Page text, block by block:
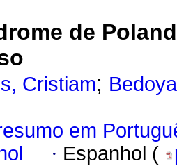
de
Cristiam;
em
· Espanhol (